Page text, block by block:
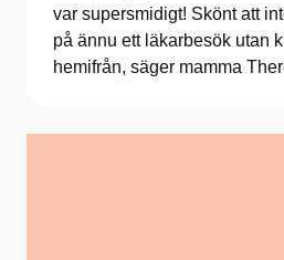
var supersmidigt! Skönt att
på ännu ett läkarbesök utan
hemifrån, säger mamma